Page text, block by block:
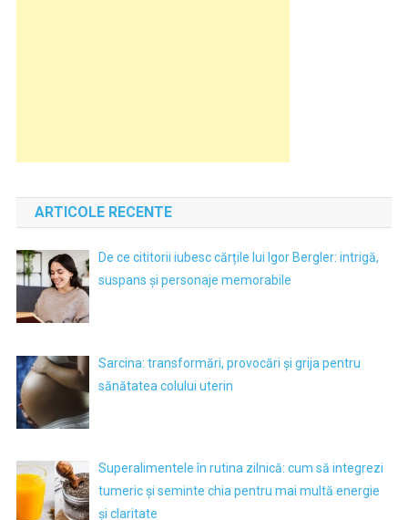
ARTICOLE RECENTE
De ce cititorii iubesc cărțile lui Igor Bergler: intrigă,
suspans și personaje memorabile
Sarcina: transformări, provocări și grija pentru
sănătatea colului uterin
Superalimentele în rutina zilnică: cum să integrezi
tumeric și seminte chia pentru mai multă energie
și claritate